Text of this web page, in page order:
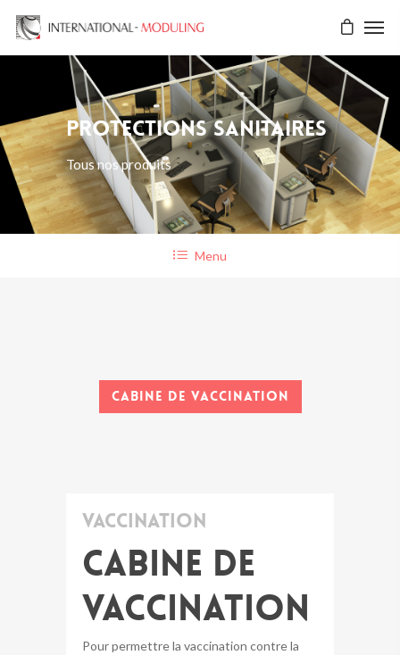
Protections sanitaires
Tous nos produits
Menu
Cabine de vaccination
Vaccination
Cabine de
vaccination
Pour permettre la vaccination contre la